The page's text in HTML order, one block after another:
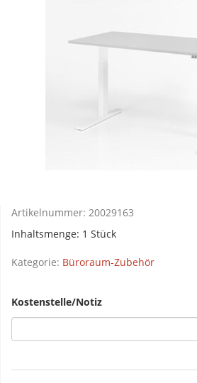
Artikelnummer: 20029163
Inhaltsmenge: 1 Stück
Kategorie: Büroraum-Zubehör
Kostenstelle/Notiz